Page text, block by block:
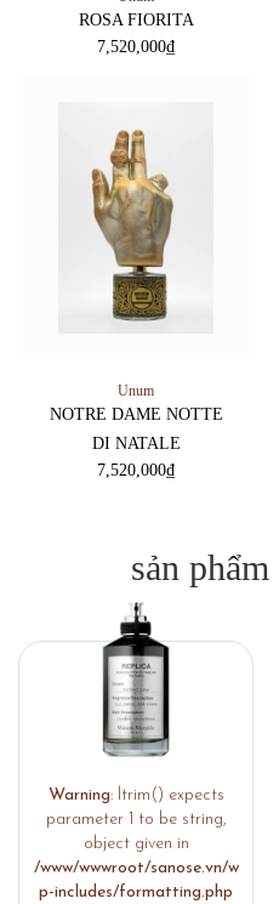
ROSA FIORITA
7,520,000₫
Unum
NOTRE DAME NOTTE
DI NATALE
7,520,000₫
sản
Warning: ltrim() expects
parameter 1 to be string,
object given in
/www/wwwroot/sanose.vn/w
p-includes/formatting.php